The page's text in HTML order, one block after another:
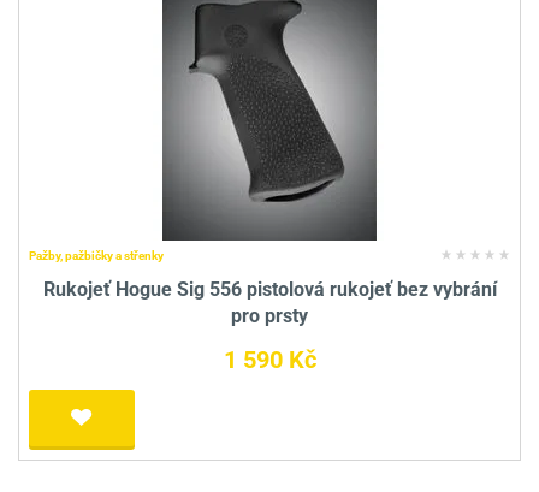
Pažby, pažbičky a střenky
Rukojeť Hogue Sig 556 pistolová rukojeť bez vybrání
pro prsty
1 590 Kč